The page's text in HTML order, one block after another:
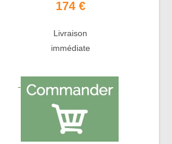
174 €
Livraison
immédiate